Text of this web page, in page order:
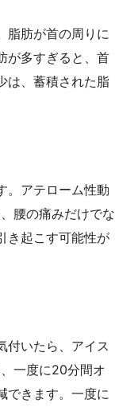
脂肪が首の周りに
が多すぎると、首
は、蓄積された脂
。アテローム性動
腰の痛みだけでな
き起こす可能性が
付いたら、アイス
一度に20分間オ
できます。一度に